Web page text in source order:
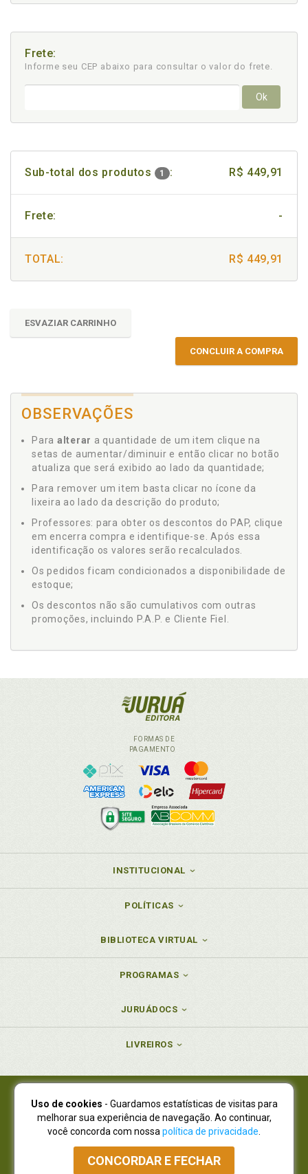
Frete:
Informe seu CEP abaixo para consultar o valor do frete.
Ok
Sub-total dos produtos 1 : R$ 449,91
Frete: -
TOTAL: R$ 449,91
ESVAZIAR CARRINHO
CONCLUIR A COMPRA
OBSERVAÇÕES
Para alterar a quantidade de um item clique na
setas de aumentar/diminuir e então clicar no botão
atualiza que será exibido ao lado da quantidade;
Para remover um item basta clicar no ícone da
lixeira ao lado da descrição do produto;
Professores: para obter os descontos do PAP, clique
em encerra compra e identifique-se. Após essa
identificação os valores serão recalculados.
Os pedidos ficam condicionados a disponibilidade de
estoque;
Os descontos não são cumulativos com outras
promoções, incluindo P.A.P. e Cliente Fiel.
FORMAS DE
PAGAMENTO
INSTITUCIONAL
POLÍTICAS
BIBLIOTECA VIRTUAL
PROGRAMAS
JURUÁDOCS
LIVREIROS
Juruá Editora Ltda., CNPJ 77.535.508/0001-19
Juruá Informática Ltda., CNPJ 01.701.561/0001-80
NOVO ENDEREÇO:R. Flávio Dallegrave, 7665, São Lourenço |
Curitiba - Paraná - CEP 82210-310
Atendimento: (41) 4009-3900|Vendas Atacado: (41) 4009-3939
Uso de cookies - Guardamos estatísticas de visitas para
melhorar sua experiência de navegação. Ao continuar,
você concorda com nossa política de privacidade
CONCORDAR E FECHAR